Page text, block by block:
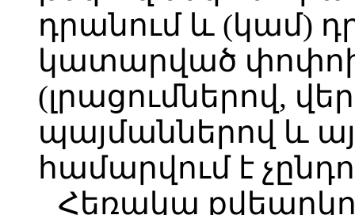
դրանում և (կամ)
կատարված
(լրացումներով,
պայմաններով և
համարվում է
Հեռակա